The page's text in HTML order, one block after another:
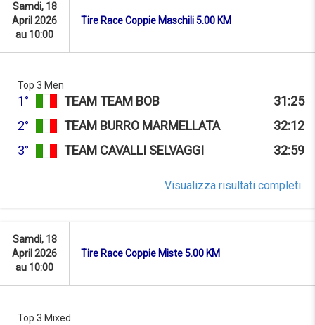
Samdi, 18
April 2026
au 10:00
Tire Race Coppie Maschili 5.00 KM
Top 3 Men
1° TEAM TEAM BOB
31:25
2°
TEAM BURRO MARMELLATA
32:12
3°
TEAM CAVALLI SELVAGGI 32:59
Visualizza risultati completi
Samdi, 18
April 2026
au 10:00
Tire Race Coppie Miste 5.00 KM
Top 3 Mixed